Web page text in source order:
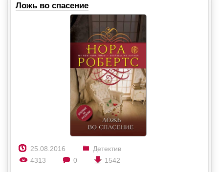
Ложь во спасение
25.08.2016
Детектив
4313
0 1542